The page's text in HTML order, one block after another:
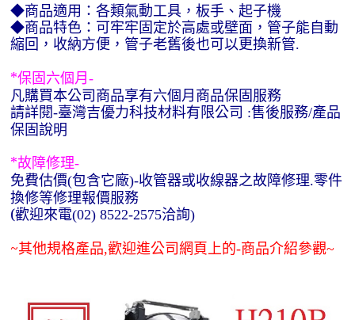
◆商品適用：各類氣動工具，板手、起子機
◆商品特色：可牢牢固定於高處或壁面，管子能自動
縮回，收納方便，管子老舊後也可以更換新管.
*保固六個月 -
凡購買本公司商品享有六個月商品保固服務
請詳閱-臺灣吉優力科技材料有限公司 :售後服務/產品
保固說明
*故障修理-
免費估價(包含它廠)-收管器或收線器之故障修理.零件
換修等修理報價服務
(歡迎來電(02) 8522-2575洽詢)
~其他規格產品,歡迎進公司網頁上的-商品介紹參觀~